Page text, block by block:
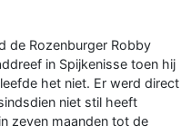
de Rozenburger Robby
in Spijkenisse toen hij
het niet. Er werd direct
niet stil heeft
zeven maanden tot de